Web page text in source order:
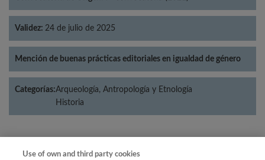
Validez: 24 de julio de 2025
Mención de buenas prácticas editoriales en igualdad de género
Categorías:Arqueología, Antropología y Etnología
Historia
Año
Use of own and third party cookies